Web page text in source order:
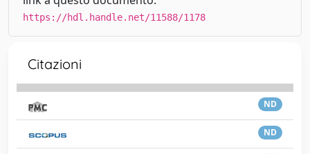
https://hdl.handle.net/11588/1178
Citazioni
ND
ND